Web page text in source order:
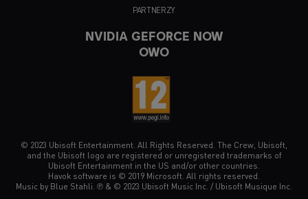
PARTNERZY
NVIDIA GEFORCE NOW
OWO
© 2023 Ubisoft Entertainment. All Rights Reserved. The Crew, Ubisoft,
and the Ubisoft logo are registered or unregistered trademarks of
Ubisoft Entertainment in the US and/or other countries.
Havok software is © 2019 Microsoft. All rights reserved.
Music by Blue Stahli. ℗ & © 2023 Ubisoft Music Inc. / Ubisoft Musique Inc.